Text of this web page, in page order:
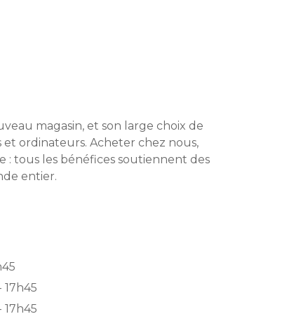
magasin, et son large choix de
ordinateurs. Acheter chez nous,
: tous les bénéfices soutiennent des
entier.
17h45
17h45